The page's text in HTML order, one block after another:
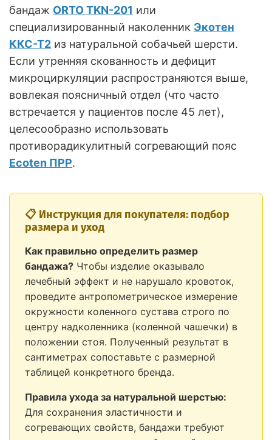
бандаж ORTO TKN-201 или
специализированный наколенник Экотен
ККС-Т2 из натуральной собачьей шерсти.
Если утренняя скованность и дефицит
микроциркуляции распространяются выше,
вовлекая поясничный отдел (что часто
встречается у пациентов после 45 лет),
целесообразно использовать
противорадикулитный согревающий пояс
Ecoten ПРР.
📋 Инструкция для покупателя: подбор
размера и уход
Как правильно определить размер
бандажа? Чтобы изделие оказывало
лечебный эффект и не нарушало кровоток,
проведите антропометрическое измерение
окружности коленного сустава строго по
центру надколенника (коленной чашечки) в
положении стоя. Полученный результат в
сантиметрах сопоставьте с размерной
таблицей конкретного бренда.
Правила ухода за натуральной шерстью:
Для сохранения эластичности и
согревающих свойств, бандажи требуют